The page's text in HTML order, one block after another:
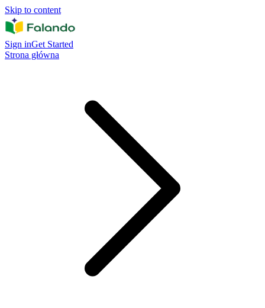
Skip to content
Sign inGet Started
Strona główna